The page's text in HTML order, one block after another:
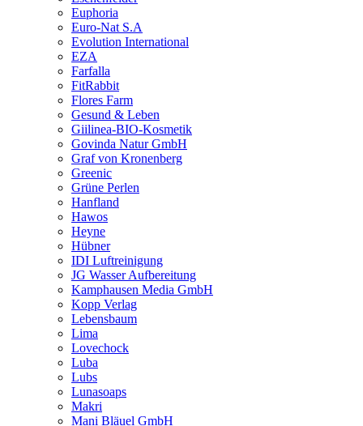
Euphoria
Euro-Nat S.A
Evolution International
EZA
Farfalla
FitRabbit
Flores Farm
Gesund & Leben
Giilinea-BIO-Kosmetik
Govinda Natur GmbH
Graf von Kronenberg
Greenic
Grüne Perlen
Hanfland
Hawos
Heyne
Hübner
IDI Luftreinigung
JG Wasser Aufbereitung
Kamphausen Media GmbH
Kopp Verlag
Lebensbaum
Lima
Lovechock
Luba
Lubs
Lunasoaps
Makri
Mani Bläuel GmbH